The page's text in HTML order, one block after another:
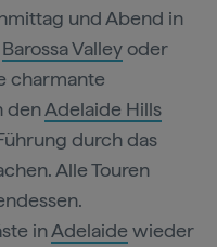
und Abend in
Barossa Valleyoder
charmante
denAdelaide Hills
durch das
Alle Touren
inAdelaide wieder